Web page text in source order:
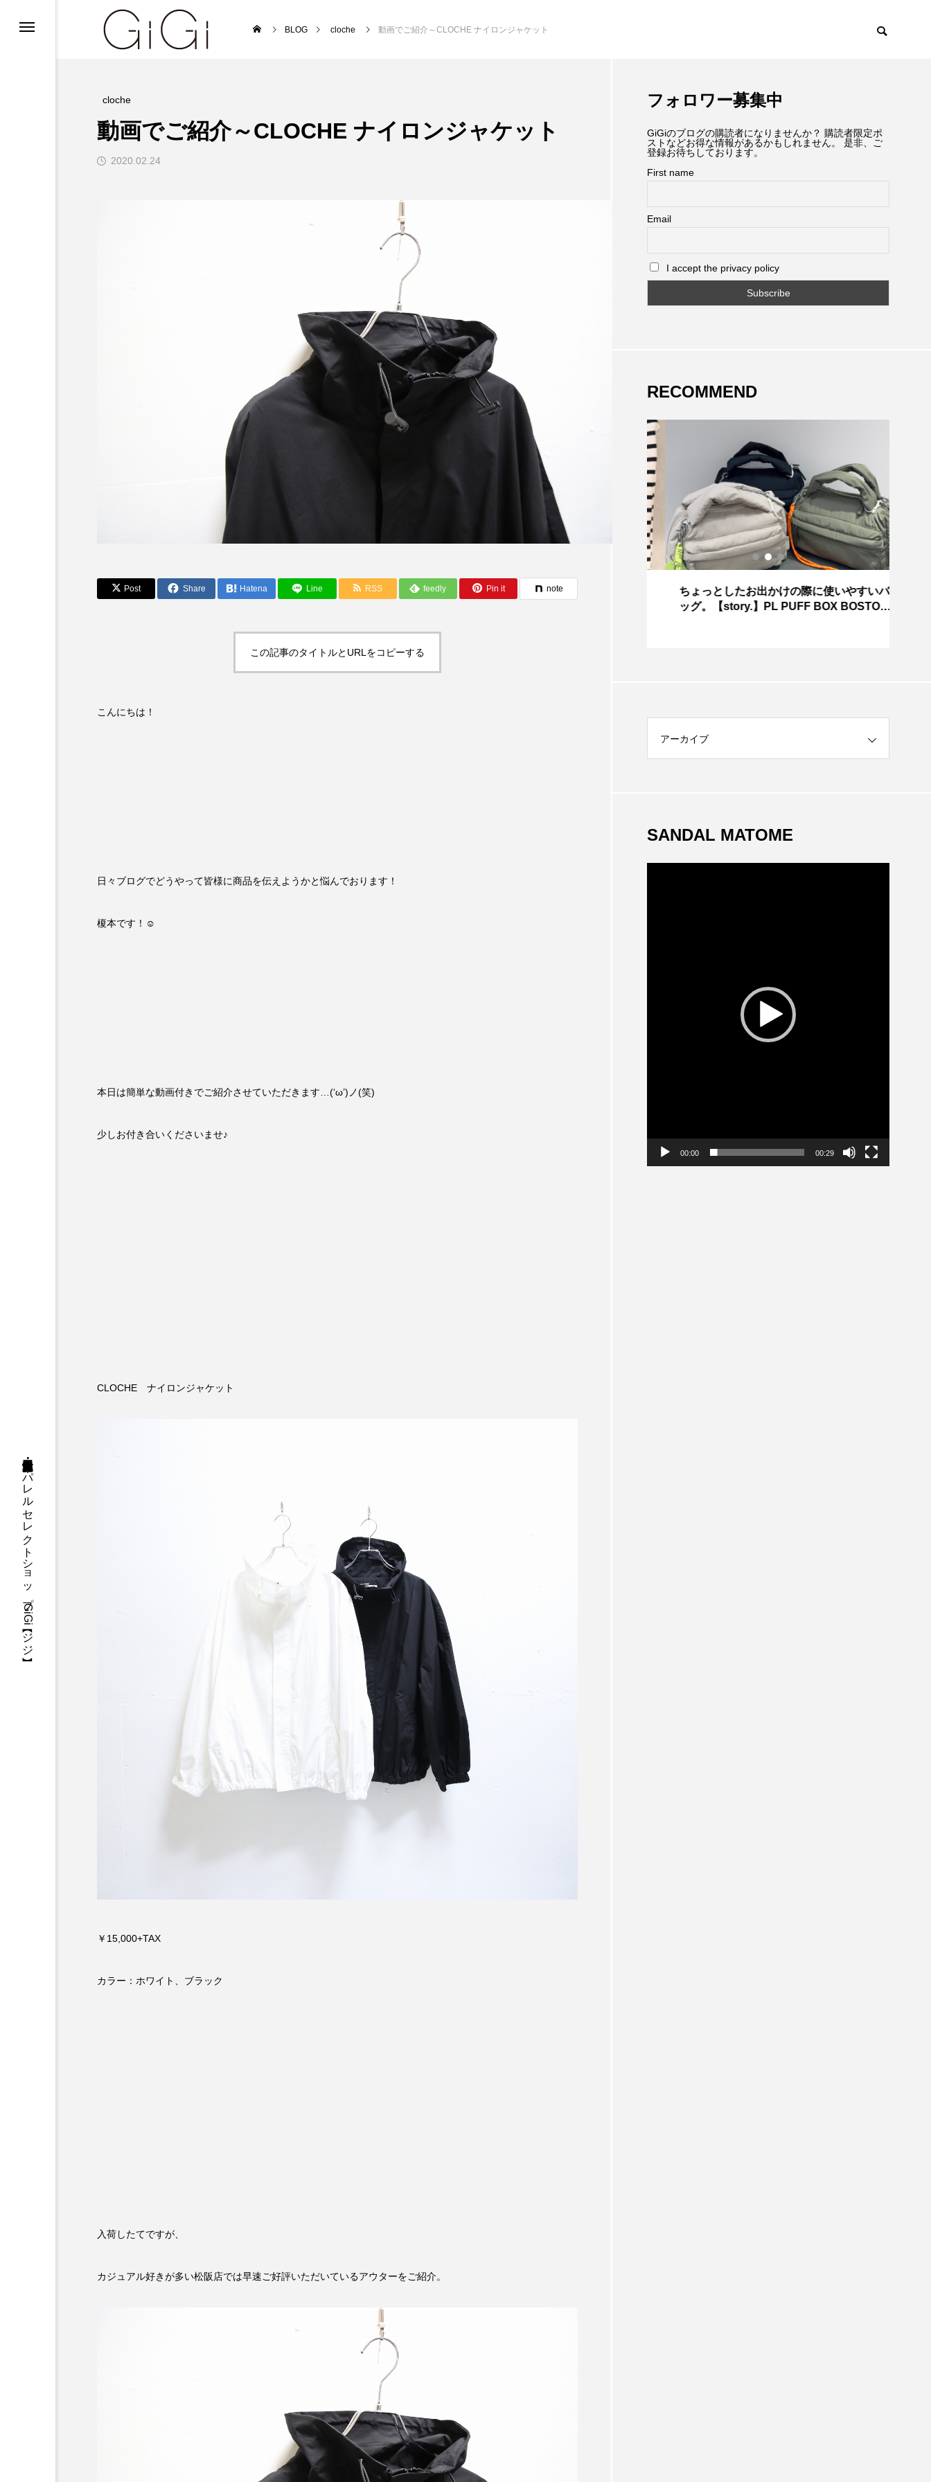
三重県・津市・多気郡・愛知県名古屋市アパレルセレクトショップGiGi【ジジ】
BLOG cloche 動画でご紹介～CLOCHE ナイロンジャケット
cloche
動画でご紹介～CLOCHE ナイロンジャケット
2020.02.24
Post Share Hatena Line RSS feedly Pin it note
この記事のタイトルとURLをコピーする
こんにちは！
日々ブログでどうやって皆様に商品を伝えようかと悩んでおります！
榎本です！☺
本日は簡単な動画付きでご紹介させていただきます…(‘ω’)ノ(笑)
少しお付き合いくださいませ♪
CLOCHE ナイロンジャケット
￥15,000+TAX
カラー：ホワイト、ブラック
入荷したてですが、
カジュアル好きが多い松阪店では早速ご好評いただいているアウターをご紹介。
フォロワー募集中
GiGiのブログの購読者になりませんか？ 購読者限定ポ
ストなどお得な情報があるかもしれません。 是非、ご
登録お待ちしております。
First name
Email
I accept the privacy policy
RECOMMEND
～今日から活躍する秋アイテム～【CLOC
今ならこう着る
ちょっとしたお出かけの際に使いやすいバ
ッグ。【story.】PL PUFF BOX BOSTON
アーカイブ
SANDAL MATOME
00:00 00:29